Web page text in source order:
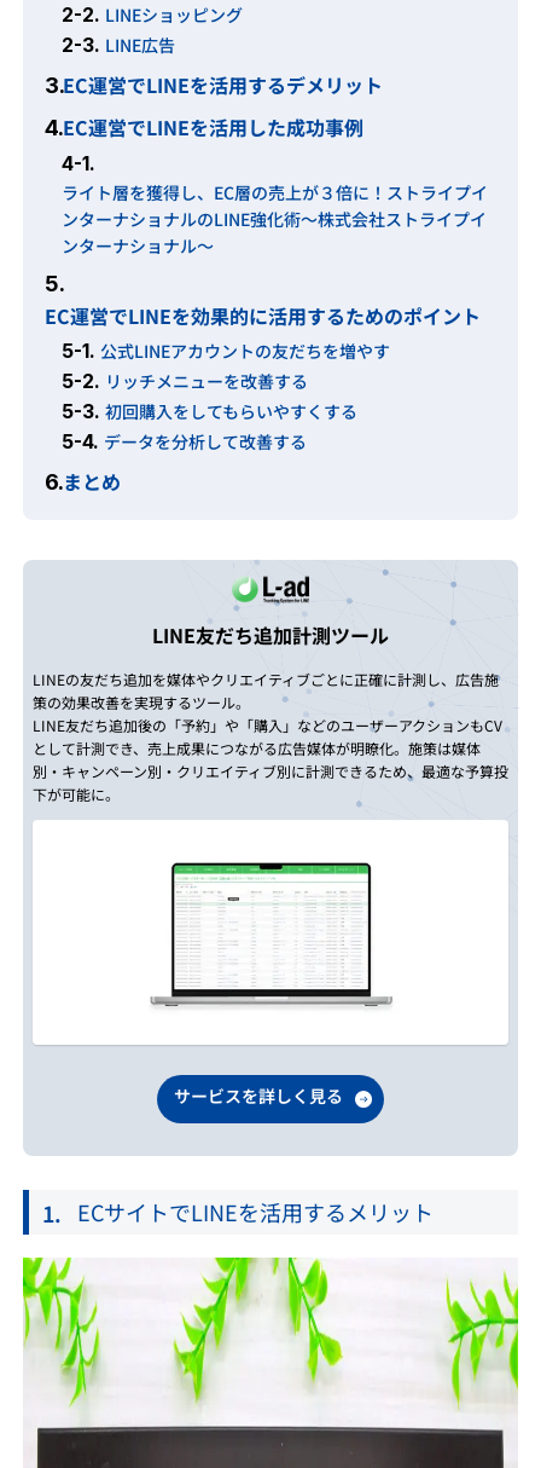
2-2. LINEショッピング
2-3. LINE広告
3.EC運営でLINEを活用するデメリット
4.EC運営でLINEを活用した成功事例
4-1.
ライト層を獲得し、EC層の売上が３倍に！ストライプイ
ンターナショナルのLINE強化術〜株式会社ストライプイ
ンターナショナル〜
5.
EC運営でLINEを効果的に活用するためのポイント
5-1. 公式LINEアカウントの友だちを増やす
5-2. リッチメニューを改善する
5-3. 初回購入をしてもらいやすくする
5-4. データを分析して改善する
6.まとめ
LINE友だち追加計測ツール
LINEの友だち追加を媒体やクリエイティブごとに正確に計測し、広告施
策の効果改善を実現するツール。
LINE友だち追加後の「予約」や「購入」などのユーザーアクションもCV
として計測でき、売上成果につながる広告媒体が明瞭化。施策は媒体
別・キャンペーン別・クリエイティブ別に計測できるため、最適な予算投
下が可能に。
サービスを詳しく見る
ECサイトでLINEを活用するメリット